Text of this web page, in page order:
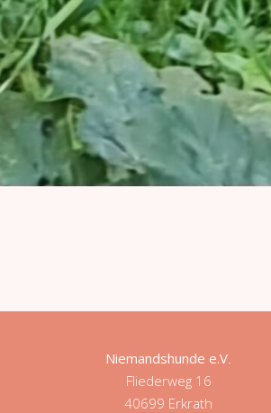
Niemandshunde e.V
Fliederweg 16
40699 Erkrath